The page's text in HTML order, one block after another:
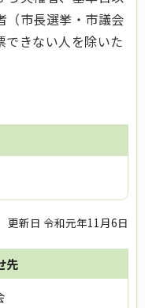
（市長選挙・市議会
できない人を除いた
更新日 令和元年11月6日
先